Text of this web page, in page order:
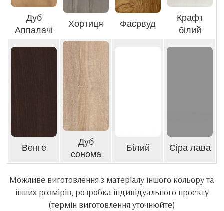
Дуб
Аппалачі
Хортиця Фаєрвуд
Крафт
білий
Венге
Дуб
сонома
Білий Сіра лава
Можливе виготовлення з матеріалу іншого кольору та
інших розмірів, розробка індивідуального проекту
(термін виготовлення уточнюйте)